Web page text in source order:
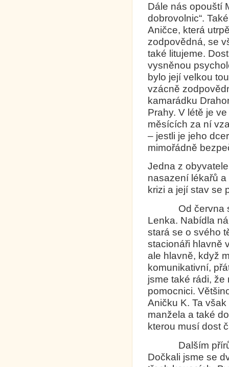
Dále nás opouští
dobrovolnic“.
Aničce, která
zodpovědná, se
také litujeme.
vysněnou
bylo její velkou
vzácně
kamarádku
Prahy. V létě je
měsících za ní
– jestli je jeho
mimořádně
Jedna z
nasazení lékařů
krizi a její stav se
Od června se
Lenka. Nabídla
stará se o svého
stacionáři hlavně
ale hlavně, když
komunikativní,
jsme také rádi,
pomocnici.
Aničku K. Ta
manžela a také
kterou musí dost
Dalším
Dočkali jsme se